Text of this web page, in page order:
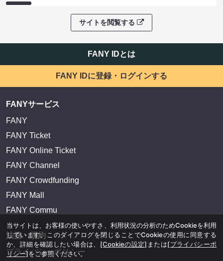
サイトを閲覧する
FANY IDとは
FANY IDに登録・ログインする
FANYサービス
FANY
FANY Ticket
FANY Online Ticket
FANY Channel
FANY Crowdfunding
FANY Mall
FANY Commu
法務・規約
プライバシーポリシー
当サイトは、お客様の使いやすさ、利用状況の分析のためCookieを利用
しています。このダイアログを閉じることでCookieの使用に同意する
か、詳細を確認したい場合は、 [Cookieの設定] または[プライバシーポ
リシー]をご参照ください。